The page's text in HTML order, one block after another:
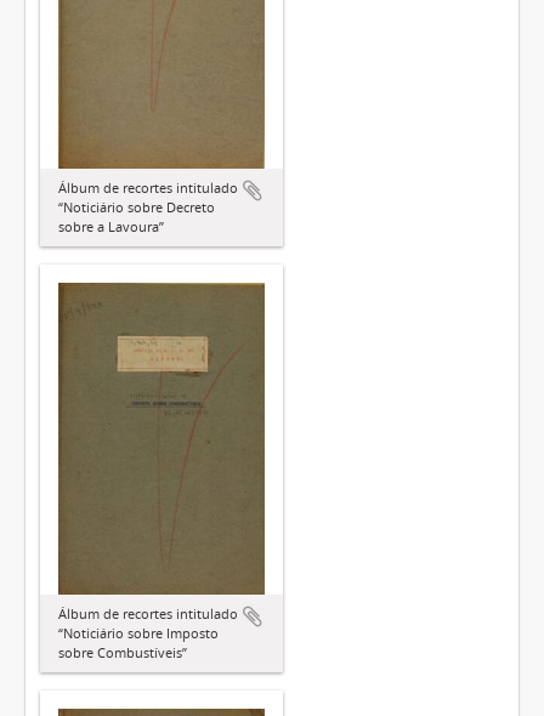
Álbum de recortes intitulado
“Noticiário sobre Decreto
sobre a Lavoura”
Álbum de recortes intitulado
“Noticiário sobre Imposto
sobre Combustíveis”